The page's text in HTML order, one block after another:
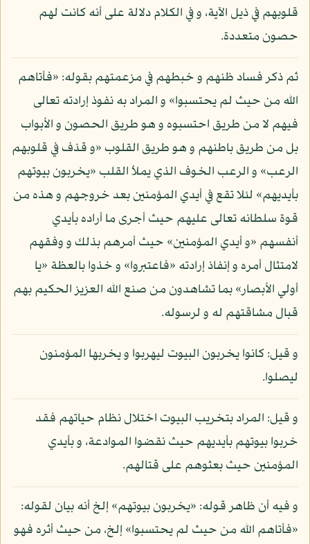
قلوبهم في ذيل الآية، و في الكلام دلالة على أنه كانت لهم
حصون متعددة.
ثم ذكر فساد ظنهم و خبطهم في مزعمتهم بقوله: «فأتاهم
الله من حيث لم يحتسبوا» و المراد به نفوذ إرادته تعالى
فيهم لا من طريق احتسبوه و هو طريق الحصون و الأبواب
بل من طريق باطنهم و هو طريق القلوب «و قذف في قلوبهم
الرعب» و الرعب الخوف الذي يملأ القلب «يخربون بيوتهم
بأيديهم» لئلا تقع في أيدي المؤمنين بعد خروجهم و هذه من
قوة سلطانه تعالى عليهم حيث أجرى ما أراده بأيدي
أنفسهم «و أيدي المؤمنين» حيث أمرهم بذلك و وفقهم
لامتثال أمره و إنفاذ إرادته «فاعتبروا» و خذوا بالعظة «يا
أولي الأبصار» بما تشاهدون من صنع الله العزيز الحكيم بهم
قبال مشاقتهم له و لرسوله.
و قيل: كانوا يخربون البيوت ليهربوا و يخربها المؤمنون
ليصلوا.
و قيل: المراد بتخريب البيوت اختلال نظام حياتهم فقد
خربوا بيوتهم بأيديهم حيث نقضوا الموادعة، و بأيدي
المؤمنين حيث بعثوهم على قتالهم.
و فيه أن ظاهر قوله: «يخربون بيوتهم» إلخ أنه بيان لقوله:
«فأتاهم الله من حيث لم يحتسبوا» إلخ، من حيث أثره فهو